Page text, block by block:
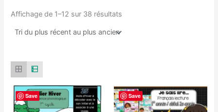
Affichage de 1–12 sur 38 résultats
Save Save